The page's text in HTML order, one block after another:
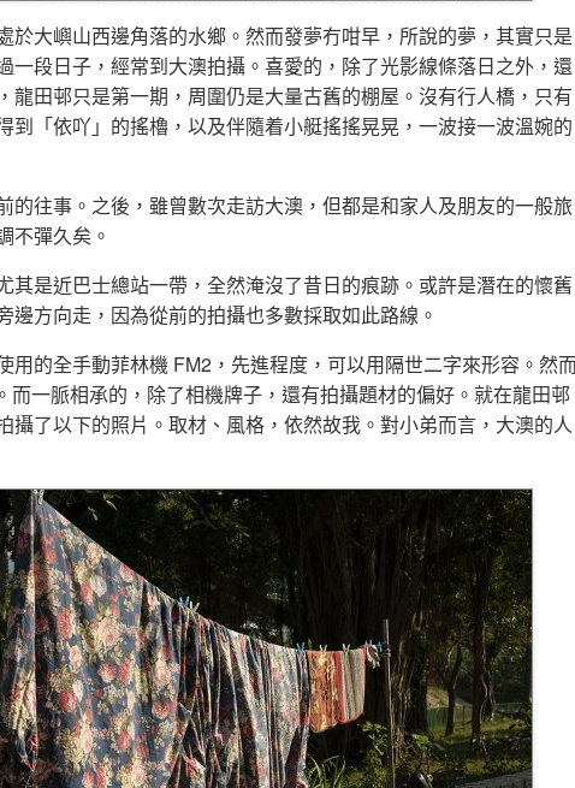
於大嶼山西邊角落的水鄉。然而發夢冇咁早，所說的夢，其實只是
一段日子，經常到大澳拍攝。喜愛的，除了光影線條落日之外，還
龍田邨只是第一期，周圍仍是大量古舊的棚屋。沒有行人橋，只有
到「依吖」的搖櫓，以及伴隨着小艇搖搖晃晃，一波接一波溫婉的
的往事。之後，雖曾數次走訪大澳，但都是和家人及朋友的一般旅
不彈久矣。
其是近巴士總站一帶，全然淹沒了昔日的痕跡。或許是潛在的懷舊
邊方向走，因為從前的拍攝也多數採取如此路線。
用的全手動菲林機 FM2，先進程度，可以用隔世二字來形容。然
而一脈相承的，除了相機牌子，還有拍攝題材的偏好。就在龍田邨
攝了以下的照片。取材、風格，依然故我。對小弟而言，大澳的人